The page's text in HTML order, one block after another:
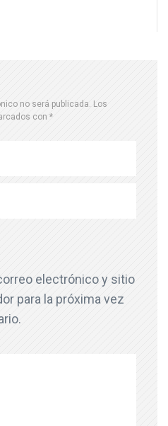
no será publicada. Los
con *
electrónico y sitio
para la próxima vez